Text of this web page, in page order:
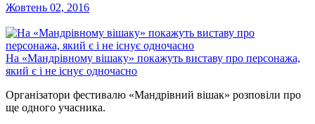
Жовтень 02, 2016
На «Мандрівному вішаку» покажуть виставу про персонажа,
який є і не існує одночасно
Організатори фестивалю «Мандрівний вішак» розповіли про
ще одного учасника.